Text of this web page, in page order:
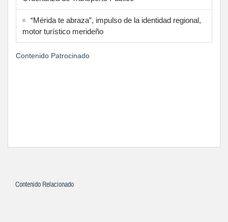
“Mérida te abraza”, impulso de la identidad regional,
motor turístico merideño
Contenido Patrocinado
Contenido Relacionado